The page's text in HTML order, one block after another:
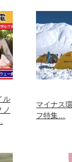
ル
ノ
マイナス
フ特集…